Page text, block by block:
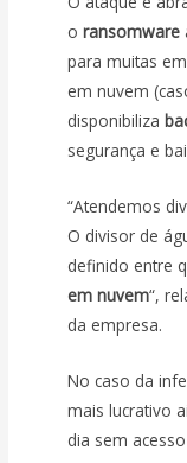
oransomware
para muitas
em nuvem
disponibiliza
segurança e
“Atendemos
O divisor de
definido entre
em nuvem“,
da empresa.
No caso da
mais lucrativo
dia sem